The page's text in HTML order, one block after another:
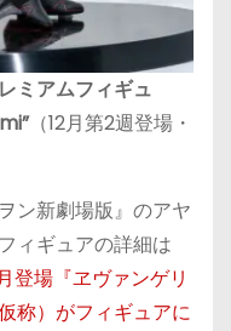
ミアムフィギュ
（12月第2週登場・
ン新劇場版』のアヤ
ィギュアの詳細は
登場『ヱヴァンゲリ
称）がフィギュアに